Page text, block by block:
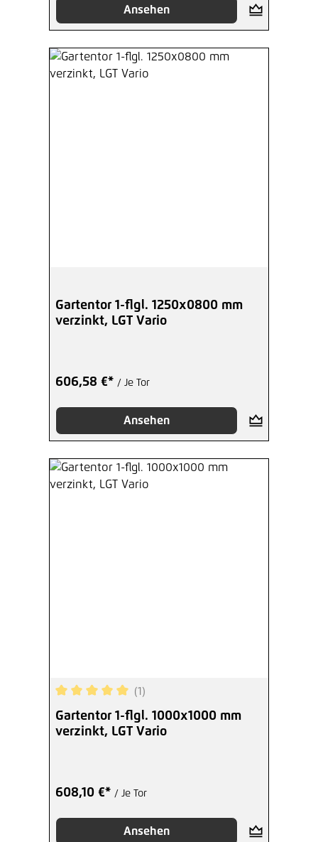
Ansehen
Gartentor 1-flgl. 1250x0800 mm
verzinkt, LGT Vario
606,58 €* / Je Tor
Ansehen
Durchschnittliche Bewertung von 5 von 5
(1)
Gartentor 1-flgl. 1000x1000 mm
verzinkt, LGT Vario
608,10 €* / Je Tor
Ansehen